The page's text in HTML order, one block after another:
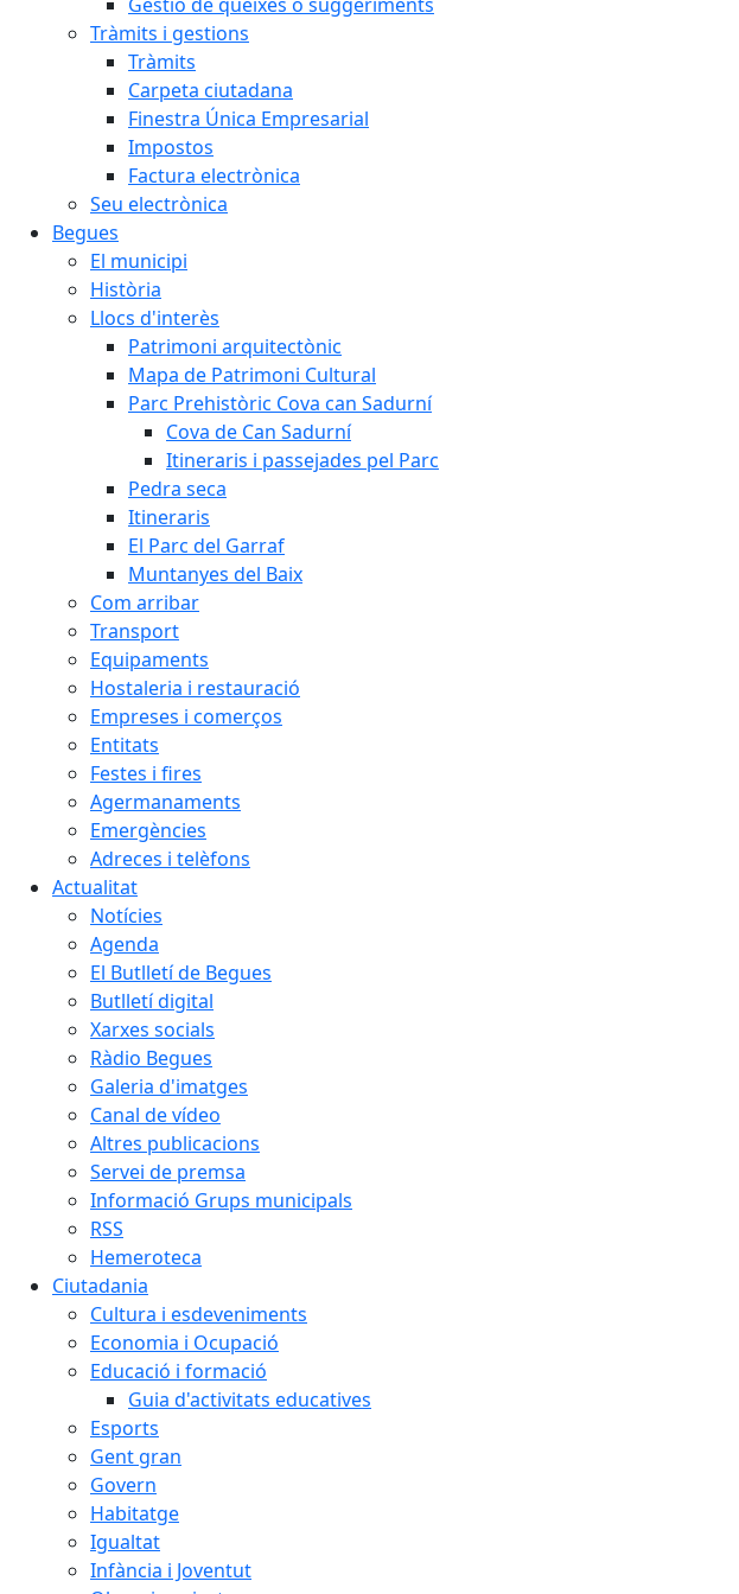
Tràmits i gestions
Tràmits
Carpeta ciutadana
Finestra Única Empresarial
Impostos
Factura electrònica
Seu electrònica
Begues
El municipi
Història
Llocs d'interès
Patrimoni arquitectònic
Mapa de Patrimoni Cultural
Parc Prehistòric Cova can Sadurní
Cova de Can Sadurní
Itineraris i passejades pel Parc
Pedra seca
Itineraris
El Parc del Garraf
Muntanyes del Baix
Com arribar
Transport
Equipaments
Hostaleria i restauració
Empreses i comerços
Entitats
Festes i fires
Agermanaments
Emergències
Adreces i telèfons
Actualitat
Notícies
Agenda
El Butlletí de Begues
Butlletí digital
Xarxes socials
Ràdio Begues
Galeria d'imatges
Canal de vídeo
Altres publicacions
Servei de premsa
Informació Grups municipals
RSS
Hemeroteca
Ciutadania
Cultura i esdeveniments
Economia i Ocupació
Educació i formació
Guia d'activitats educatives
Esports
Gent gran
Govern
Habitatge
Igualtat
Infància i Joventut